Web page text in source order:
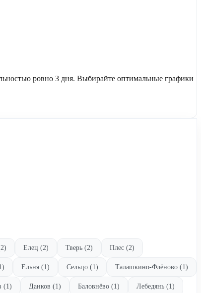
ровно 3 дня. Выбирайте оптимальные графики
Елец (2) Тверь (2) Плес (2)
Ельня (1) Сельцо (1) Талашкино-Флёново (1)
(1) Данков (1) Баловнёво (1) Лебедянь (1)